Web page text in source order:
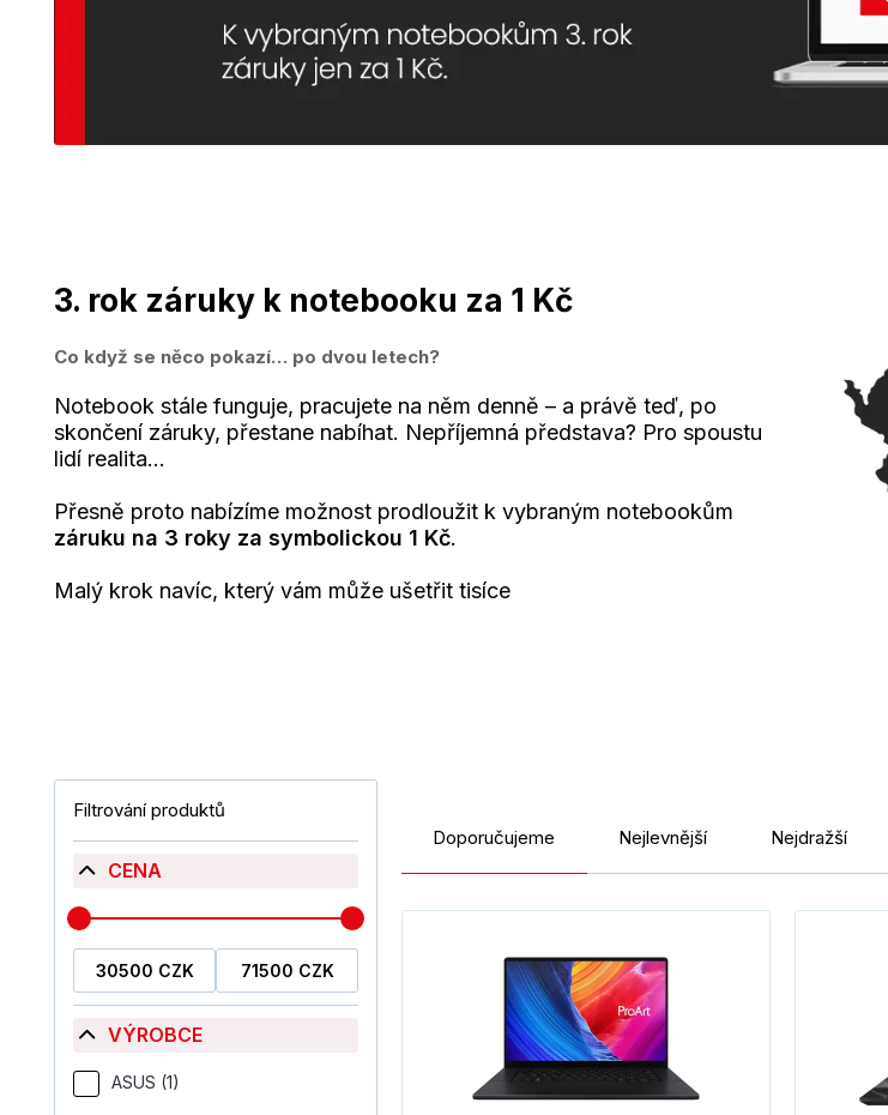
3. rok záruky k notebooku za 1 Kč
Co když se něco pokazí… po dvou letech?
Notebook stále funguje, pracujete na něm denně – a právě teď, po
skončení záruky, přestane nabíhat. Nepříjemná představa? Pro spoustu
lidí realita...
Přesně proto nabízíme možnost prodloužit k vybraným notebookům
záruku na 3 roky za symbolickou 1 Kč.
Malý krok navíc, který vám může ušetřit tisíce
Filtrování produktů
CENA
VÝROBCE
ASUS (1)
Doporučujeme Nejlevnější Nejdražší